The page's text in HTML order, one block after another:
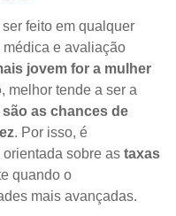
feito em qualquer
e avaliação
jovem for a mulher
, melhor tende a ser a
as chances de
. Por isso, é
sobre as taxas
quando o
mais avançadas.